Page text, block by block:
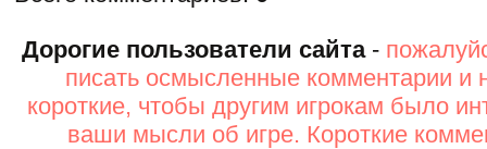
Дорогие пользователи сайта-
писать осмысленные комментарии и
короткие, чтобы другим игрокам было
ваши мысли об игре. Короткие